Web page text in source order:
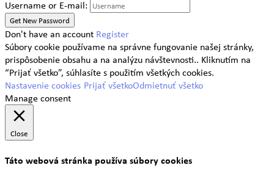
Username or E-mail:
Don't have an account Register
Súbory cookie používame na správne fungovanie našej stránky,
prispôsobenie obsahu a na analýzu návštevnosti.. Kliknutím na
“Prijať všetko”, súhlasíte s použitím všetkých cookies.
Nastavenie cookies Prijať všetkoOdmietnuť všetko
Manage consent
Close
Táto webová stránka používa súbory cookies